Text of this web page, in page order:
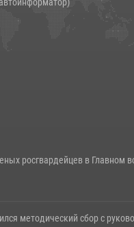
росгвардейцев в Главном
методический сбор с